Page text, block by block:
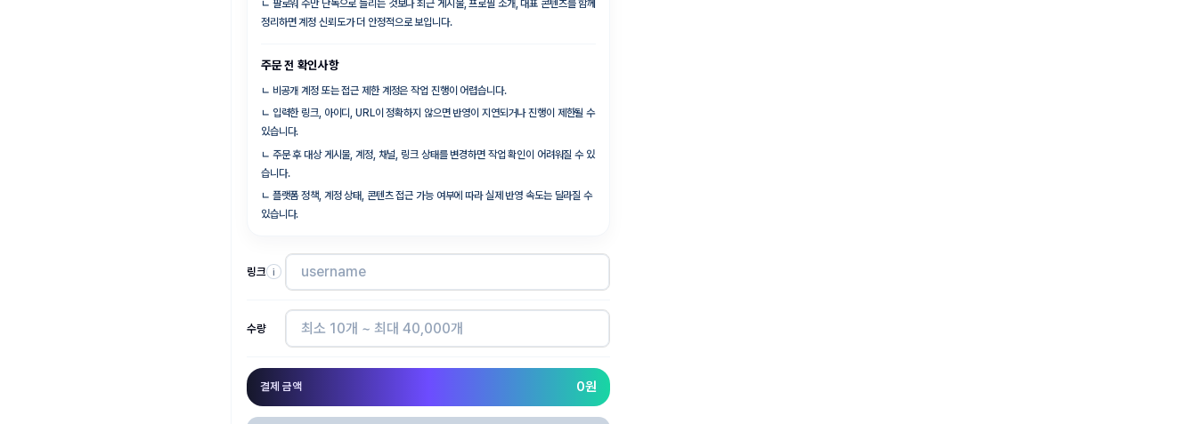
ㄴ 팔로워 수만 단독으로 늘리는 것보다 최근 게시물, 프로필 소개, 대표 콘텐츠를 함께
정리하면 계정 신뢰도가 더 안정적으로 보입니다.
주문 전 확인사항
ㄴ 비공개 계정 또는 접근 제한 계정은 작업 진행이 어렵습니다.
ㄴ 입력한 링크, 아이디, URL이 정확하지 않으면 반영이 지연되거나 진행이 제한될 수
있습니다.
ㄴ 주문 후 대상 게시물, 계정, 채널, 링크 상태를 변경하면 작업 확인이 어려워질 수 있
습니다.
ㄴ 플랫폼 정책, 계정 상태, 콘텐츠 접근 가능 여부에 따라 실제 반영 속도는 달라질 수
있습니다.
링크 i
수량
결제 금액 0원